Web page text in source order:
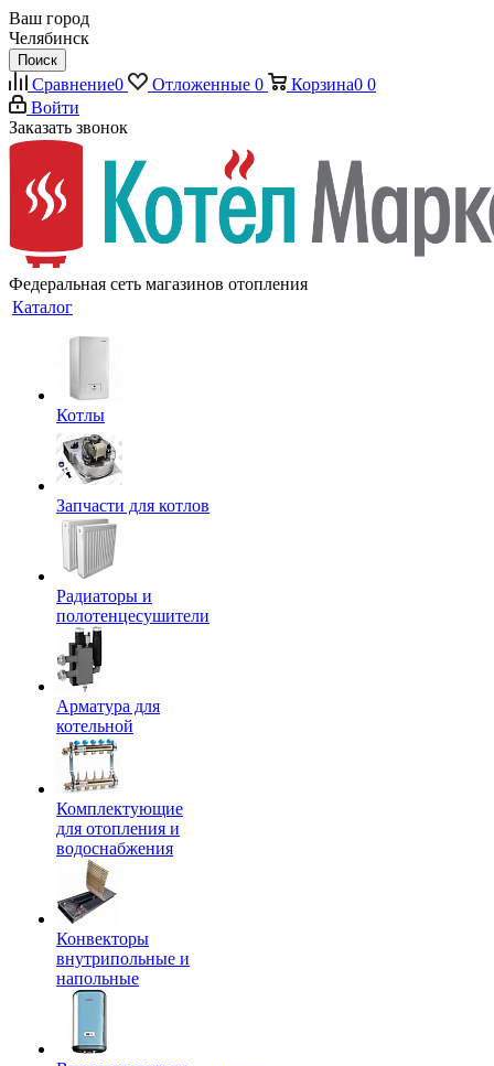
Ваш город
Челябинск
Поиск
Сравнение0 Отложенные 0 Корзина0 0
Войти
Заказать звонок
Федеральная сеть магазинов отопления
Каталог
Котлы
Запчасти для котлов
Радиаторы и
полотенцесушители
Арматура для
котельной
Комплектующие
для отопления и
водоснабжения
Конвекторы
внутрипольные и
напольные